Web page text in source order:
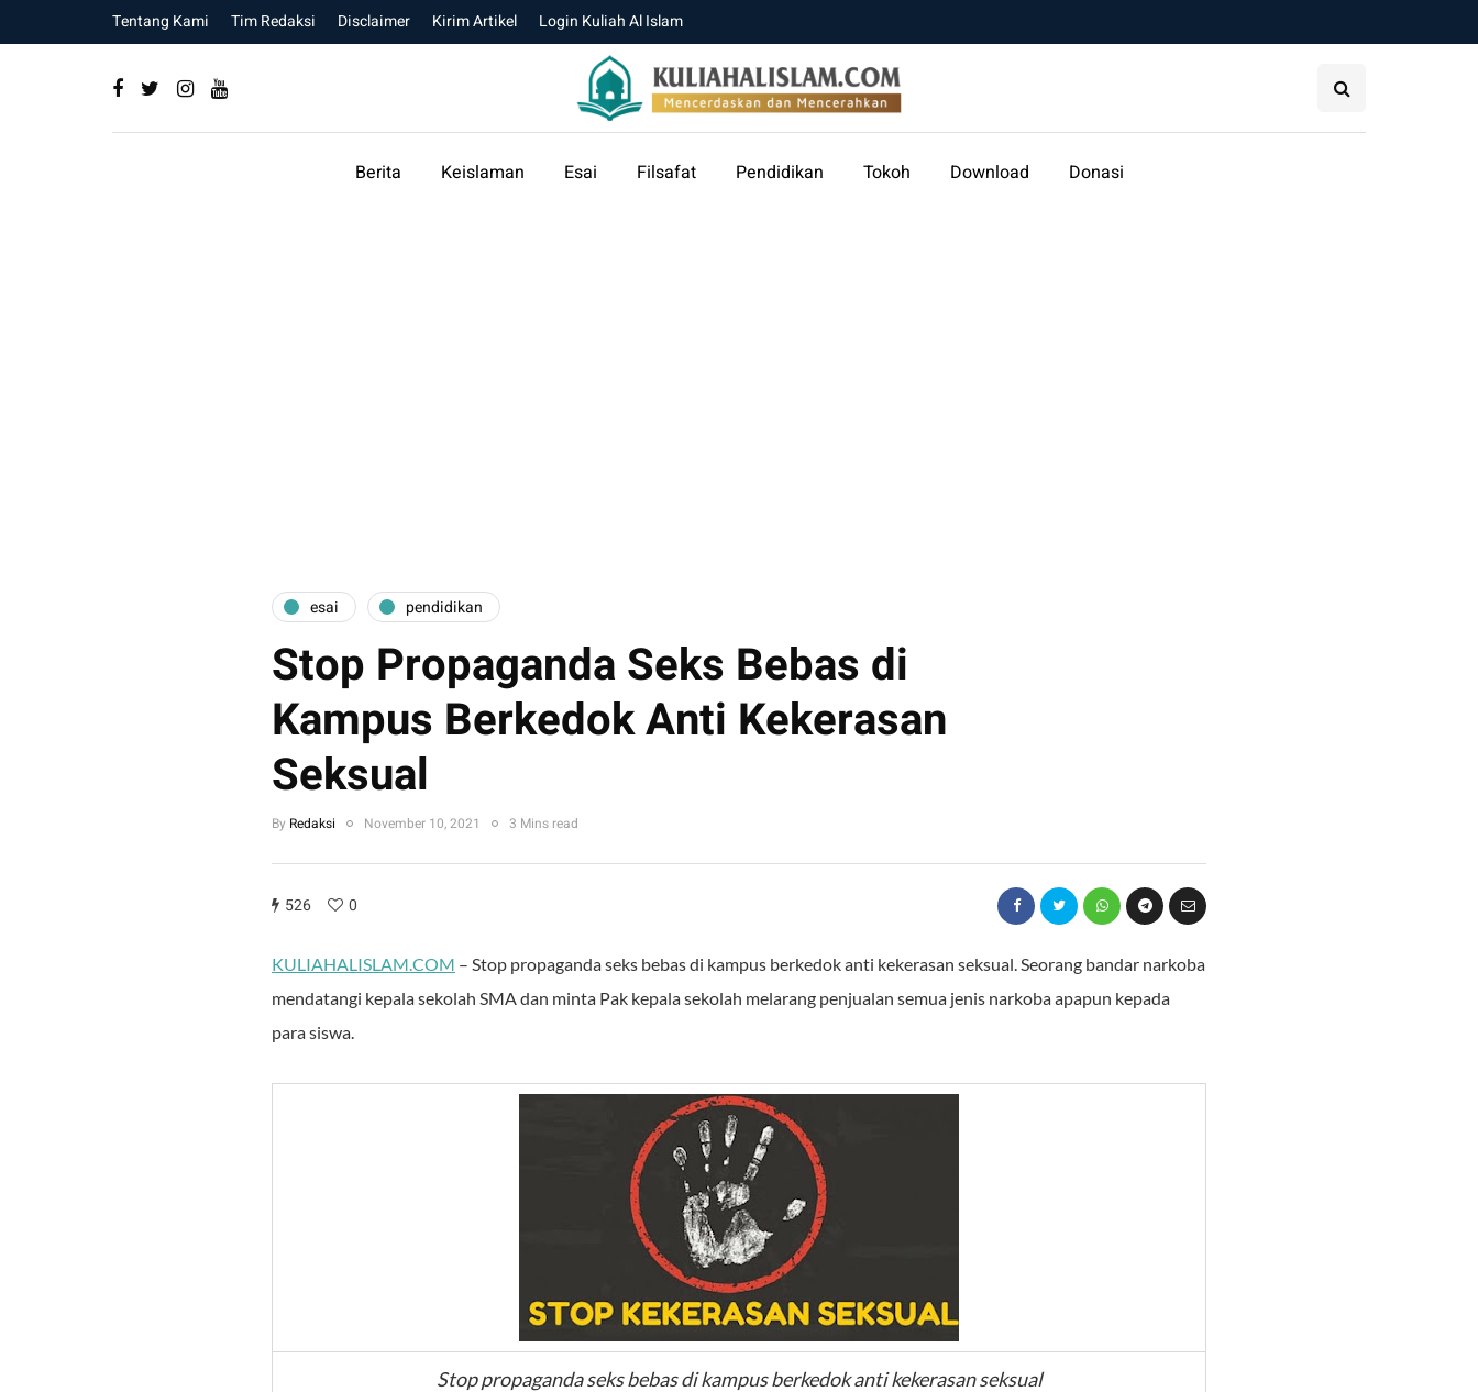
Tentang Kami Tim Redaksi Disclaimer Kirim Artikel Login Kuliah Al Islam
Berita Keislaman Esai Filsafat Pendidikan Tokoh Download Donasi
esai pendidikan
Stop Propaganda Seks Bebas di
Kampus Berkedok Anti Kekerasan
Seksual
By Redaksi November 10, 2021 3 Mins read
526 0
KULIAHALISLAM.COM – Stop propaganda seks bebas di kampus berkedok anti kekerasan seksual. Seorang bandar narkoba
mendatangi kepala sekolah SMA dan minta Pak kepala sekolah melarang penjualan semua jenis narkoba apapun kepada
para siswa.
Stop propaganda seks bebas di kampus berkedok anti kekerasan seksual